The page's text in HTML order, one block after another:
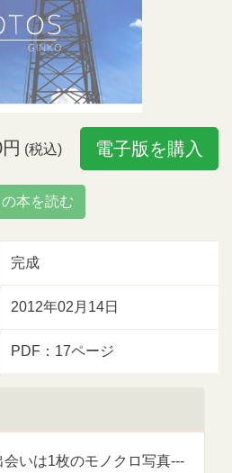
(税込) 電子版を購入
の本を読む
完成
2012年02月14日
PDF：17ページ
会いは1枚のモノクロ写真---